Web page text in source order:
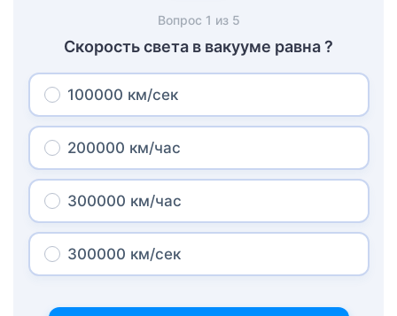
Вопрос 1 из 5
Скорость света в вакууме равна ?
100000 км/сек
200000 км/час
300000 км/час
300000 км/сек